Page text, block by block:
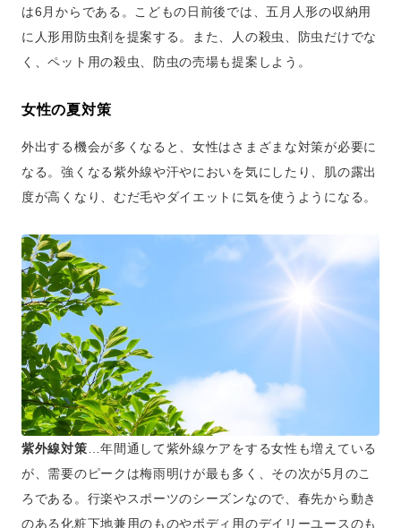
は6月からである。こどもの日前後では、五月人形の収納用
に人形用防虫剤を提案する。また、人の殺虫、防虫だけでな
く、ペット用の殺虫、防虫の売場も提案しよう。
女性の夏対策
外出する機会が多くなると、女性はさまざまな対策が必要に
なる。強くなる紫外線や汗やにおいを気にしたり、肌の露出
度が高くなり、むだ毛やダイエットに気を使うようになる。
紫外線対策 …年間通して紫外線ケアをする女性も増えている
が、需要のピークは梅雨明けが最も多く、その次が5月のこ
ろである。行楽やスポーツのシーズンなので、春先から動き
のある化粧下地兼用のものやボディ用のデイリーユースのも